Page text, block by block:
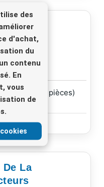
des
d'achat,
du
contenu
En
vous
de
(Prix par 10 pièces)
La